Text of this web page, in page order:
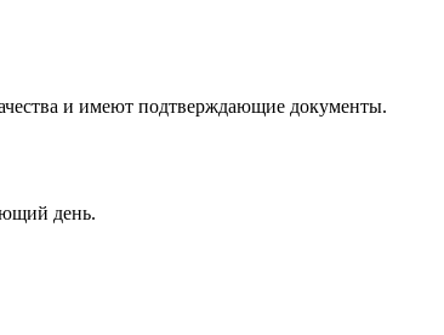
и имеют подтверждающие документы.
день.